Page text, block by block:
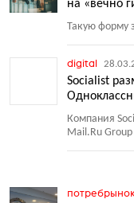
на «вечно
Такую форму
digital
Socialist
Компания
Mail.Ru Group